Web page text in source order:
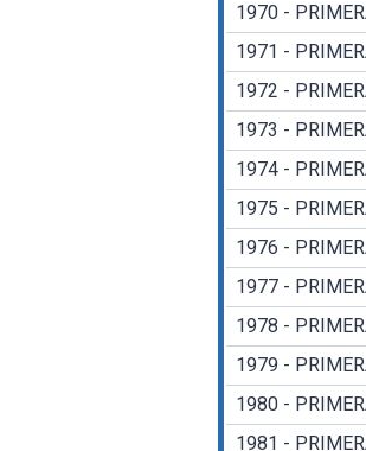
1970 -
1971 -
1972 -
1973 -
1974 -
1975 -
1976 -
1977 -
1978 -
1979 -
1980 -
1981 -